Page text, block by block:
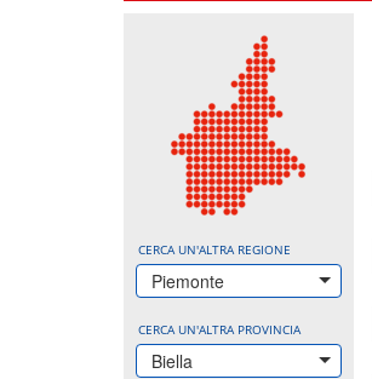
CERCA UN'ALTRA REGIONE
Piemonte
CERCA UN'ALTRA PROVINCIA
Biella